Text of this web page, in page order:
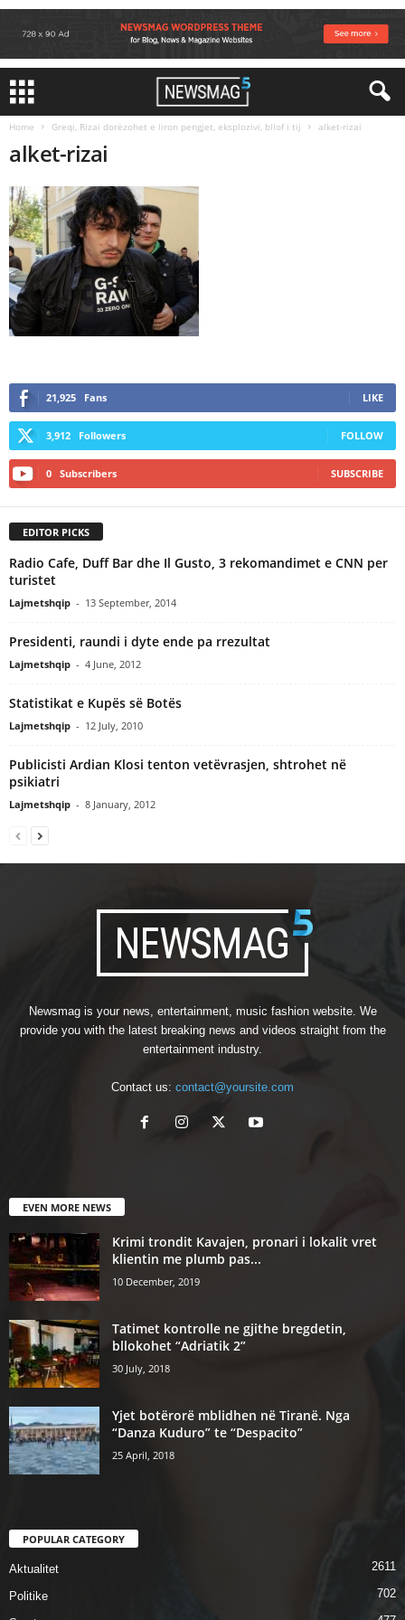
Home Greqi, Rizai dorëzohet e liron pengjet, eksplozivi, bllof i tij alket-rizai
alket-rizai
21,925 Fans LIKE
3,912 Followers FOLLOW
0 Subscribers SUBSCRIBE
EDITOR PICKS
Radio Cafe, Duff Bar dhe Il Gusto, 3 rekomandimet e CNN per
turistet
Lajmetshqip - 13 September, 2014
Presidenti, raundi i dyte ende pa rrezultat
Lajmetshqip - 4 June, 2012
Statistikat e Kupës së Botës
Lajmetshqip - 12 July, 2010
Publicisti Ardian Klosi tenton vetëvrasjen, shtrohet në
psikiatri
Lajmetshqip - 8 January, 2012
Newsmag is your news, entertainment, music fashion website. We
provide you with the latest breaking news and videos straight from the
entertainment industry.
Contact us: contact@yoursite.com
EVEN MORE NEWS
Krimi trondit Kavajen, pronari i lokalit vret
klientin me plumb pas...
10 December, 2019
Tatimet kontrolle ne gjithe bregdetin,
bllokohet “Adriatik 2”
30 July, 2018
Yjet botërorë mblidhen në Tiranë. Nga
“Danza Kuduro” te “Despacito”
25 April, 2018
POPULAR CATEGORY
Aktualitet 2611
Politike 702